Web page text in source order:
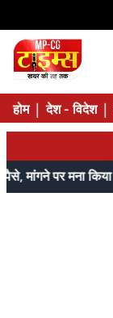
होम देश - विदेश